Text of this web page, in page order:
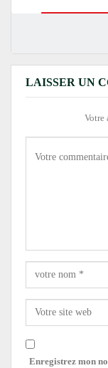
LAISSER UN
Votre
Enregistrez mon